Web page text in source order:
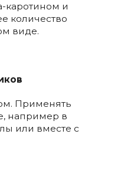
каротином и
количество
виде.
Применять
например в
или вместе с